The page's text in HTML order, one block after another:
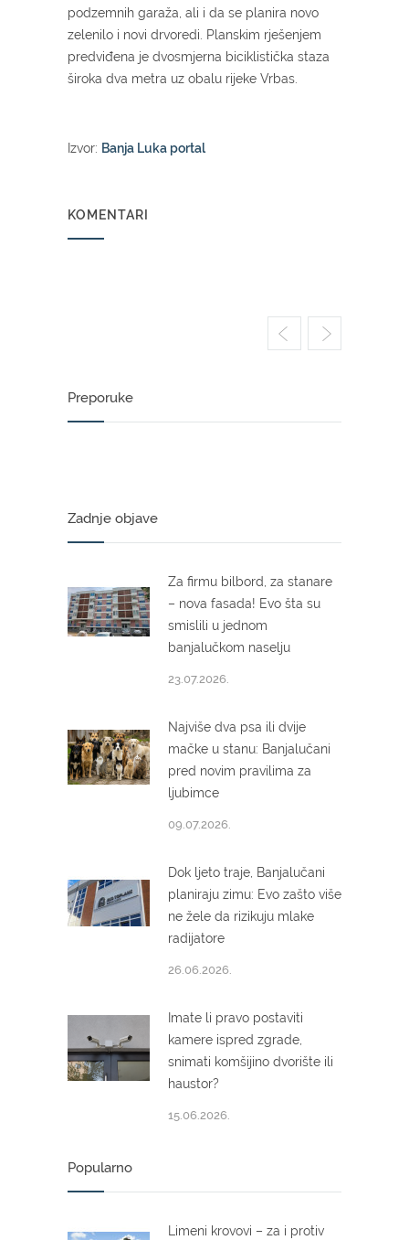
podzemnih garaža, ali i da se planira novo
zelenilo i novi drvoredi. Planskim rješenjem
predviđena je dvosmjerna biciklistička staza
široka dva metra uz obalu rijeke Vrbas.
Izvor: Banja Luka portal
KOMENTARI
Preporuke
Zadnje objave
Za firmu bilbord, za stanare
– nova fasada! Evo šta su
smislili u jednom
banjalučkom naselju
23.07.2026.
Najviše dva psa ili dvije
mačke u stanu: Banjalučani
pred novim pravilima za
ljubimce
09.07.2026.
Dok ljeto traje, Banjalučani
planiraju zimu: Evo zašto više
ne žele da rizikuju mlake
radijatore
26.06.2026.
Imate li pravo postaviti
kamere ispred zgrade,
snimati komšijino dvorište ili
haustor?
15.06.2026.
Popularno
Limeni krovovi – za i protiv